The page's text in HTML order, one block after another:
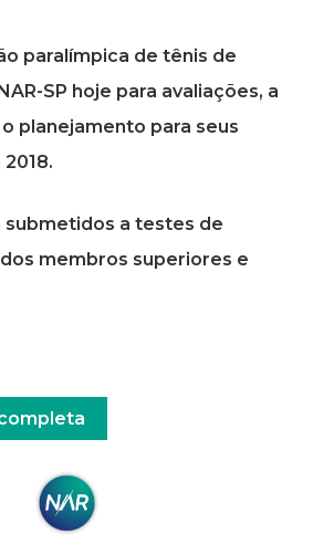
paralímpica de tênis de
SP hoje para avaliações, a
planejamento para seus
submetidos a testes de
membros superiores e